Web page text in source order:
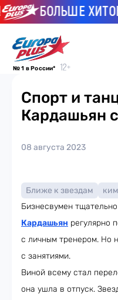
БОЛЬШЕ
№ 1 в России*
Спорт и
Кардашьян
08 августа 2023
Ближе к звездам
Бизнесвумен
Кардашьян регулярно
с личным тренером. Но
с занятиями.
Виной всему стал
она ушла в отпуск.